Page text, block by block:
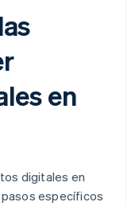
en
digitales en
específicos